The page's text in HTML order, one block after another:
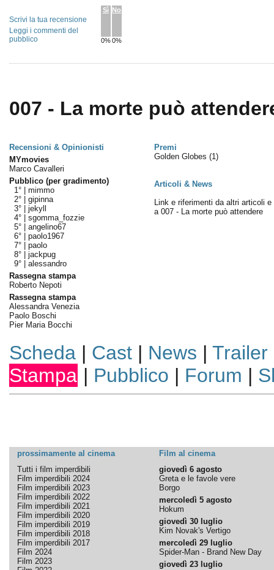
Sì
0%
No
0%
Scrivi la tua recensione
Leggi i commenti del
pubblico
007 - La morte può
Recensioni & Opinionisti
Premi
MYmovies
Marco Cavalleri
Pubblico (per gradimento)
1° | mimmo
2° | gipinna
3° | jekyll
4° | sgomma_fozzie
5° | angelino67
6° | paolo1967
7° | paolo
8° | jackpug
9° | alessandro
Rassegna stampa
Roberto Nepoti
Rassegna stampa
Alessandra Venezia
Paolo Boschi
Pier Maria Bocchi
Golden Globes (1)
Articoli & News
Link e riferimenti da altri articoli e
a 007 - La morte può attendere
Scheda| Cast| News | Trailer
Stampa | Pubblico | Forum |
prossimamente al cinema
Film al cinema
Tutti i film imperdibili
Film imperdibili 2024
Film imperdibili 2023
Film imperdibili 2022
Film imperdibili 2021
Film imperdibili 2020
Film imperdibili 2019
Film imperdibili 2018
Film imperdibili 2017
Film 2024
Film 2023
giovedì 6 agosto
Greta e le favole vere
Borgo
mercoledì 5 agosto
Hokum
giovedì 30 luglio
Kim Novak's Vertigo
mercoledì 29 luglio
Spider-Man - Brand New Day
giovedì 23 luglio